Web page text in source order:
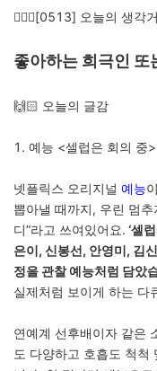
🙋🏻‍♀️[0513] 오늘의 생각
좋아하는 희극인 또
🙌🏻 오늘의 글감
1. 예능 <셀럽은 회의 중>
넷플릭스 오리지널 예능
뽑아낼 때까지, 우린 멈
디”라고 쓰여있어요. ‘셀
은이, 신봉선, 안영미, 김
정을 관찰 예능처럼 담았
실제처럼 보이게 하는 다
연예계 선후배이자 같은
도 다양하고 호흡도 척척